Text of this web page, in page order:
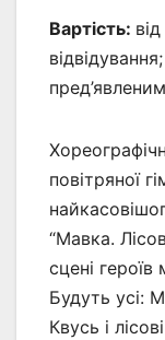
Вартість:
повітряної
“Мавка.
сцені
Будуть усі:
Квусь і